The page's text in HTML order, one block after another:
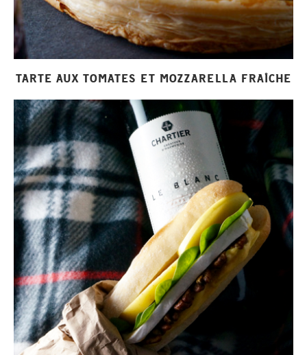
TARTE AUX TOMATES ET MOZZARELLA FRAÎCHE